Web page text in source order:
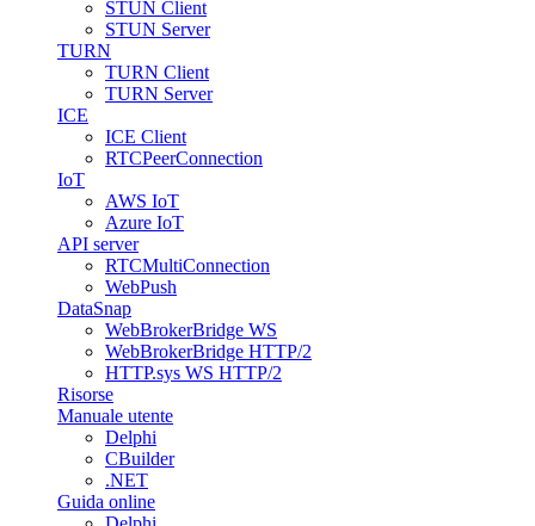
STUN Client
STUN Server
TURN
TURN Client
TURN Server
ICE
ICE Client
RTCPeerConnection
IoT
AWS IoT
Azure IoT
API server
RTCMultiConnection
WebPush
DataSnap
WebBrokerBridge WS
WebBrokerBridge HTTP/2
HTTP.sys WS HTTP/2
Risorse
Manuale utente
Delphi
CBuilder
.NET
Guida online